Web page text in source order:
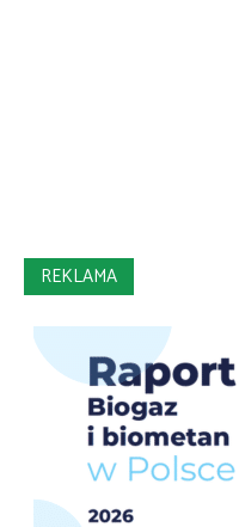
REKLAMA